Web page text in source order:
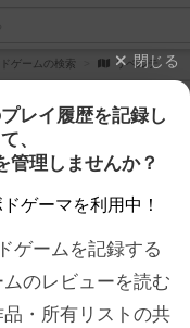
ゲームの検索 リベルテ
リベルテ
Liberte
閉じる
レイ履歴を記録し
て、
管理しませんか？
ゲーマを利用中！
ゲームを記録する
のレビューを読む
・所有リストの共